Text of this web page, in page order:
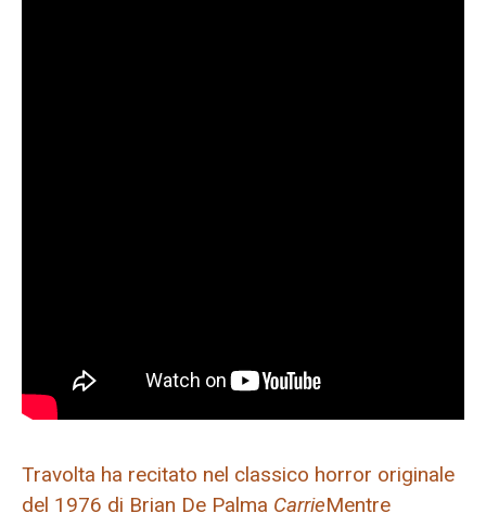
Travolta ha recitato nel classico horror originale
del 1976 di Brian De Palma CarrieMentre